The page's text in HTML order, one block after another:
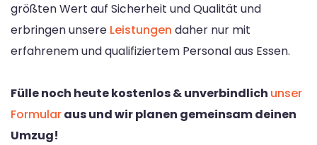
größten Wert auf Sicherheit und Qualität und
erbringen unsere Leistungen daher nur mit
erfahrenem und qualifiziertem Personal aus Essen.
Fülle noch heute kostenlos & unverbindlich unser
Formularaus und wir planen gemeinsam deinen
Umzug!